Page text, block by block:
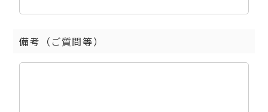
備考（ご質問等）